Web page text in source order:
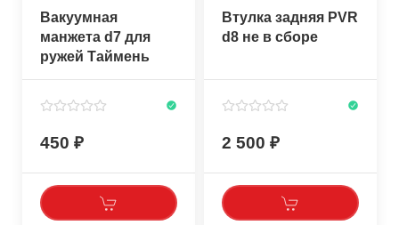
Вакуумная
манжета d7 для
ружей Таймень
450
Втулка задняя PVR
d8 не в сборе
2 500